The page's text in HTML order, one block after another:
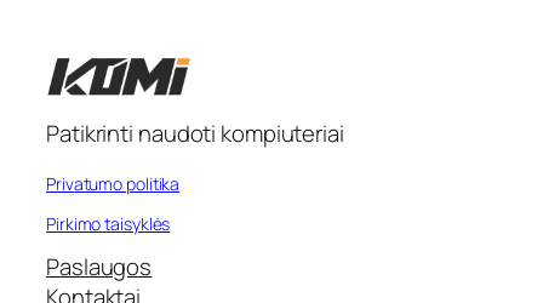
Patikrinti naudoti kompiuteriai
Privatumo politika
Pirkimo taisyklės
Paslaugos